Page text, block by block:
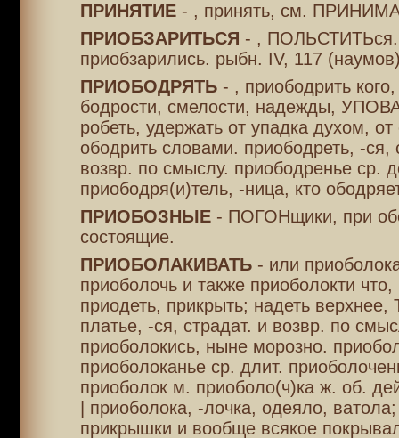
ПРИНЯТИЕ- , принять, см.
ПРИОБЗАРИТЬСЯ - , ПОЛЬСТИТЬся.
приобзарились. рыбн. IV, 117
ПРИОБОДРЯТЬ- , приободрить
бодрости, смелости, надежды,
робеть, удержать от упадка духом,
ободрить словами. приободреть, -ся,
возвр. по смыслу. приободренье ср.
приободря(и)тель, -ница, кто
ПРИОБОЗНЫЕ- ПОГОНщики, при
состоящие.
ПРИОБОЛАКИВАТЬ- или
приоболочь и также приоболокти что,
приодеть, прикрыть; надеть
платье, -ся, страдат. и возвр. по
приоболокись, ныне морозно.
приоболоканье ср. длит.
приоболок м. приоболо(ч)ка ж. об.
| приоболока, -лочка, одеяло,
прикрышки и вообще всякое